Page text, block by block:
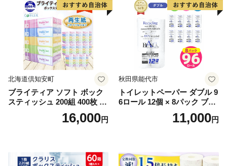
北海道倶知安町
ブライティア ソフト ボック
スティッシュ 200組 400枚 60
箱 日本製 まとめ買い ティッ
シュ リサイクル 長持 防災 常
倶知安町 日用品
16,000円
秋田県能代市
トイレットペーパー ダブル 9
6ロール 12個 × 8パック ブラ
ンカ 再生紙 100％ 芯あり 日
用品 消耗品 無香料 生活用品
11,000円